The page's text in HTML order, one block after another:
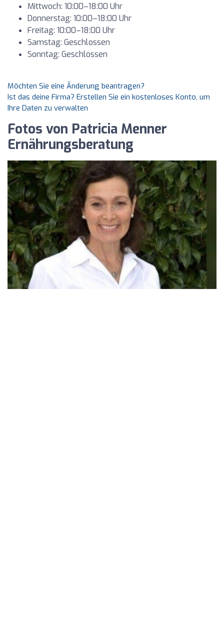
Mittwoch: 10:00–18:00 Uhr
Donnerstag: 10:00–18:00 Uhr
Freitag: 10:00–18:00 Uhr
Samstag: Geschlossen
Sonntag: Geschlossen
Möchten Sie eine Änderung beantragen?
Ist das deine Firma? Erstellen Sie ein kostenloses Konto, um
Ihre Daten zu verwalten
Fotos von Patricia Menner
Ernährungsberatung